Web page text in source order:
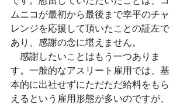
ムニコが最初から最後まで幸平のチャ
レンジを応援して頂いたことの証左で
あり、感謝の念に堪えません。
感謝したいことはもう一つありま
す。一般的なアスリート雇用では、基
本的に出社せずにただただ給料をもら
えるという雇用形態が多いのですが、